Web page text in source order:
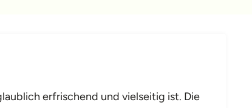
erfrischend und vielseitig ist. Die